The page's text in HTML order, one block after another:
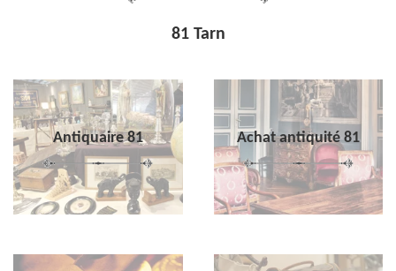
81 Tarn
Antiquaire 81 Achat antiquité 81